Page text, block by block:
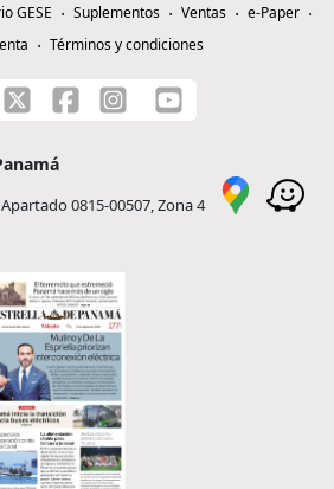
GESE Suplementos Ventas
e-Paper
Términos y condiciones
0815-00507, Zona 4